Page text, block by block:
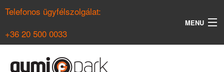
Telefonos ügyfélszolgálat:
+36 20 500 0033
MENU